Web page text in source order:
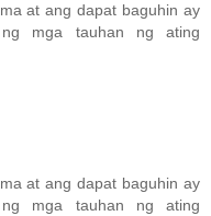
at ang dapat baguhin ay
mga tauhan ng ating
at ang dapat baguhin ay
mga tauhan ng ating